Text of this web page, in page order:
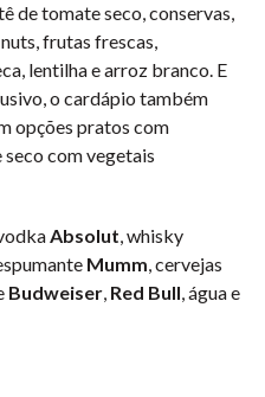
de tomate seco, conservas,
frutas frescas,
lentilha e arroz branco. E
o cardápio também
opções pratos com
com vegetais
Absolut, whisky
Mumm, cervejas
Budweiser, Red Bull, água e